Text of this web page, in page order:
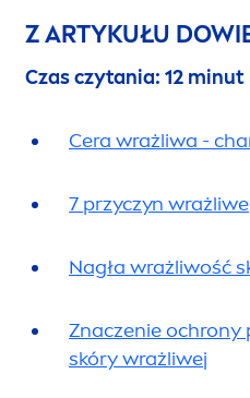
Z ARTYKUŁU
Czas czytania: 12 minut
Cera wrażliwa -
7 przyczyn
Nagła wrażliwość
Znaczenie ochrony
skóry wrażliwej